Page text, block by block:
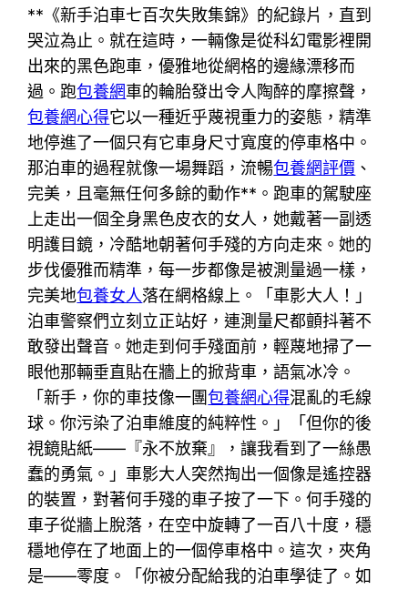
**《新手泊車七百次失敗集錦》的紀錄片，直到
哭泣為止。就在這時，一輛像是從科幻電影裡開
出來的黑色跑車，優雅地從網格的邊緣漂移而
過。跑包養網車的輪胎發出令人陶醉的摩擦聲，
包養網心得它以一種近乎蔑視重力的姿態，精準
地停進了一個只有它車身尺寸寬度的停車格中。
那泊車的過程就像一場舞蹈，流暢包養網評價 、
完美，且毫無任何多餘的動作**。跑車的駕駛座
上走出一個全身黑色皮衣的女人，她戴著一副透
明護目鏡，冷酷地朝著何手殘的方向走來。她的
步伐優雅而精準，每一步都像是被測量過一樣，
完美地包養女人落在網格線上。「車影大人！」
泊車警察們立刻立正站好，連測量尺都顫抖著不
敢發出聲音。她走到何手殘面前，輕蔑地掃了一
眼他那輛垂直貼在牆上的掀背車，語氣冰冷。
「新手，你的車技像一團包養網心得混亂的毛線
球。你污染了泊車維度的純粹性。」「但你的後
視鏡貼紙——『永不放棄』，讓我看到了一絲愚
蠢的勇氣。」車影大人突然掏出一個像是遙控器
的裝置，對著何手殘的車子按了一下。何手殘的
車子從牆上脫落，在空中旋轉了一百八十度，穩
穩地停在了地面上的一個停車格中。這次，夾角
是——零度。「你被分配給我的泊車學徒了。如